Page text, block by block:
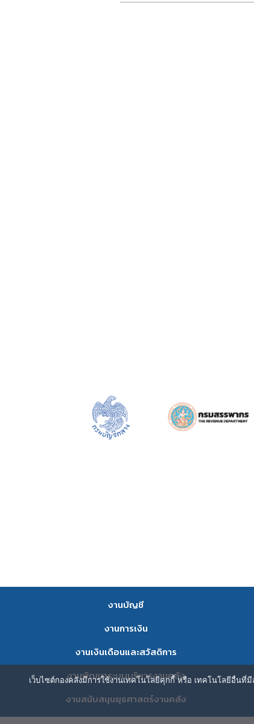
งานบัญชี
งานการเงิน
งานเงินเดือนและสวัสดิการ
งานพัฒนาระบบบริหารงานคลัง
งานสนับสนุนยุธศาสตร์งานคลัง
เว็บไซต์กองคลังมีการใช้งานเทคโนโลยีคุกกี้ หรือ เทคโนโลยีอื่น